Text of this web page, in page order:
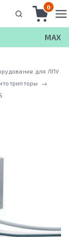
0
MAX
для ЛПУ
→